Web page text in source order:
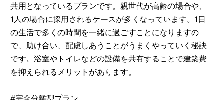
共用となっているプランです。親世代が高齢の場合や、
1人の場合に採用されるケースが多くなっています。1日
の生活で多くの時間を一緒に過ごすことになりますの
で、助け合い、配慮しあうことがうまくやっていく秘訣
です。浴室やトイレなどの設備を共有することで建築費
を抑えられるメリットがあります。
#完全分離型プラン